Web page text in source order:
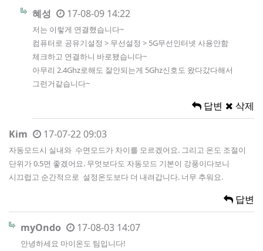
혜성 17-08-09 14:22
저는 이렇게 연결했습니다~
컴퓨터로 공유기설정 > 무선설정 > 5G무선인터넷 사용안함
체크하고 연결하니 바로됐습니다~
아무리 2.4Ghz로해도 잘안되는게 5Ghz신호도 왔다갔다해서
그런거같습니다~
답변 삭제
Kim 17-07-22 09:03
자동모드시 실내와 수면모드가 차이를 모르겠어요. 그리고 온도 조절이
단위가 0.5면 좋겠어요. 무엇보다도 자동모드 기본이 강풍이다보니
시끄럽고 순간적으로 설정온도보다 더 내려갑니다. 너무 추워요.
답변
myOndo 17-08-03 14:07
안녕하세요 마이온도 팀입니다!